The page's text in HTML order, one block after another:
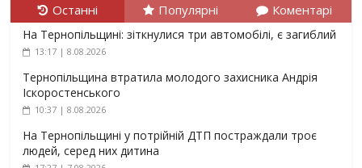
Останні Популярні Коментарі
На Тернопільщині: зіткнулися три автомобілі, є загиблий
13:17 | 8.08.2026
Тернопільщина втратила молодого захисника Андрія
Іскоростенського
10:37 | 8.08.2026
На Тернопільщині у потрійній ДТП постраждали троє
людей, серед них дитина